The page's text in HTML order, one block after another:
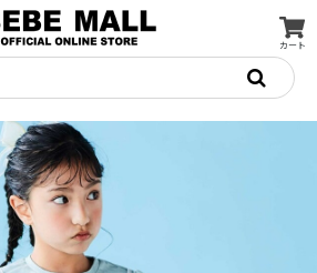
カート